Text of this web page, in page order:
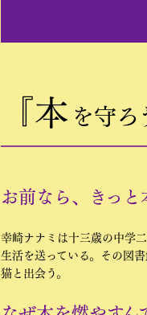
『本 を守ろ
お前なら、きっと
幸崎ナナミは十三歳の中学
生活を送っている。その図
猫と出会う。